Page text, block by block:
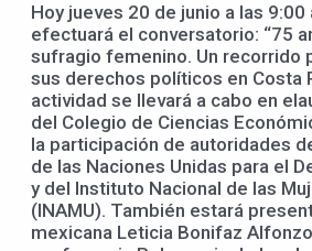
Hoy jueves 20 de junio a las 9:00
efectuará el conversatorio: “75
sufragio femenino. Un recorrido
sus derechos políticos en Costa
actividad se llevará a cabo en
del Colegio de Ciencias
la participación de autoridades
de las Naciones Unidas para el
y del Instituto Nacional de las
(INAMU). También estará
mexicana Leticia Bonifaz